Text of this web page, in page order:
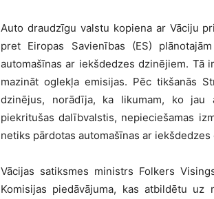
Auto draudzīgu valstu kopiena ar Vāciju
pret Eiropas Savienības (ES)
automašīnas ar iekšdedzes dzinējiem. Tā
mazināt oglekļa emisijas. Pēc tikšanās
dzinējus, norādīja, ka likumam, ko jau
piekritušas dalībvalstis, nepieciešamas
netiks pārdotas automašīnas ar
Vācijas satiksmes ministrs Folkers
Komisijas piedāvājuma, kas atbildētu